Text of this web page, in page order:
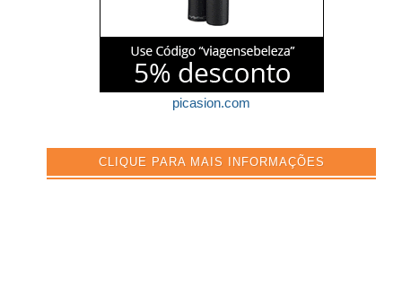
picasion.com
CLIQUE PARA MAIS INFORMAÇÕES